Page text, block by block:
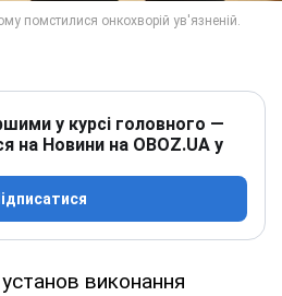
у курсі головного —
на Новини на OBOZ.UA у
установ виконання